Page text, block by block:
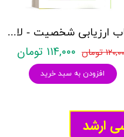
کتاب ارزیابی شخصیت - لانیون - نشر روان
تومان ۱۱۴,۰۰۰ تومان
افزودن به سبد خرید
ارشد